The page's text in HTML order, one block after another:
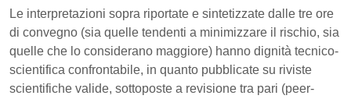
Le interpretazioni sopra riportate e sintetizzate dalle tre ore
di convegno (sia quelle tendenti a minimizzare il rischio, sia
quelle che lo considerano maggiore) hanno dignità tecnico-
scientifica confrontabile, in quanto pubblicate su riviste
scientifiche valide, sottoposte a revisione tra pari (peer-